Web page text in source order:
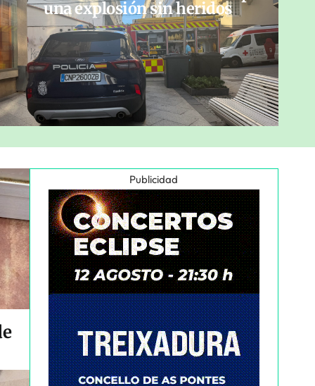
una explosión sin heridos
Publicidad